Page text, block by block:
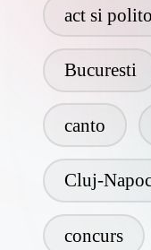
act si
Bucuresti
canto
Cluj-
concurs